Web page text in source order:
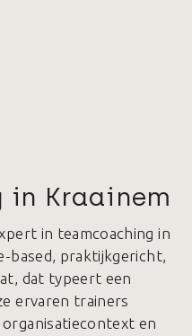
in Kraainem
in teamcoaching in
based, praktijkgericht,
dat typeert een
ervaren trainers
en